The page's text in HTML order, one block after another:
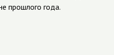
прошлого года.